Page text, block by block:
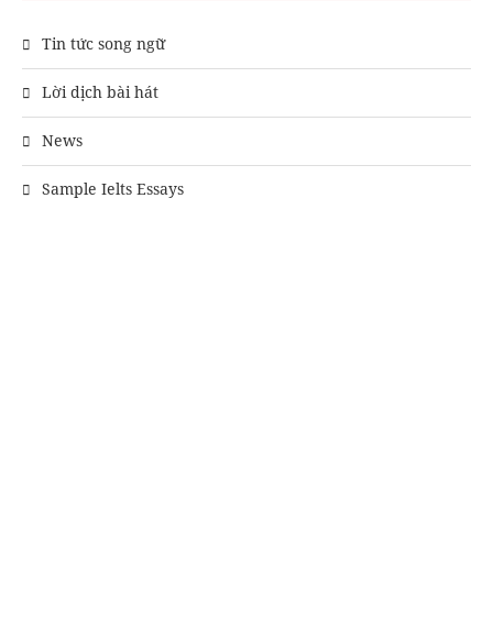
Tin tức song ngữ
Lời dịch bài hát
News
Sample Ielts Essays